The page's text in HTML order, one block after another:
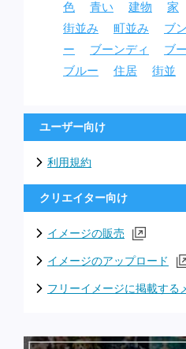
色
青い 建物 家
街並み
町並み ブ
ー
ブーンディ ブ
ブルー
住居 街並
ユーザー向け
利用規約
クリエイター向け
イメージの販売
イメージのアップロード
フリーイメージに掲載する